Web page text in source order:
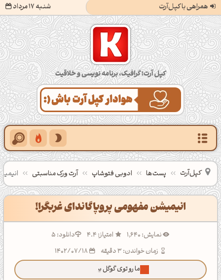
همراهی با کپل‌آرت شنبه 17 مرداد کپل‌آرت؛ گرافیک، برنامه‌نویسی و خلاقیت
کپل‌آرت پست‌ها ادوبی فتوشاپ آرت ورک مناسبتی
انیمیشن مفهومی پروپاگاندای غربگرا!
نمایش: 1,640 امتیاز: 4.4
دانلود: 5
زمان خواندن: 3 دقیقه
ما رو توی گوگل بیشتر ببین!